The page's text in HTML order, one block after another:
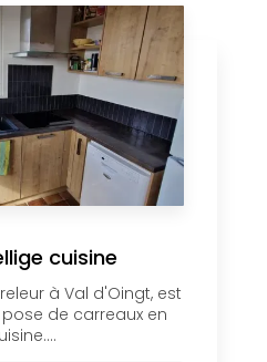
cuisine
à Val d'Oingt, est
de carreaux en